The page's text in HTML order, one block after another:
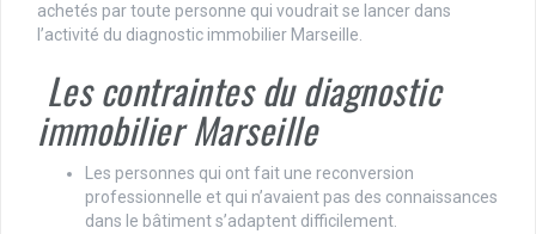
achetés par toute personne qui voudrait se lancer dans
l’activité du diagnostic immobilier Marseille.
Les contraintes du diagnostic
immobilier Marseille
Les personnes qui ont fait une reconversion
professionnelle et qui n’avaient pas des connaissances
dans le bâtiment s’adaptent difficilement.